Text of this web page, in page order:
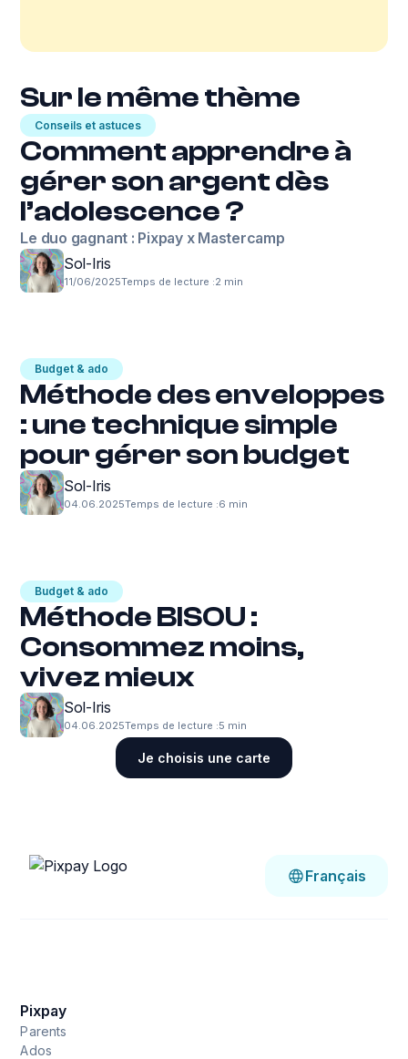
Sur le même thème
Conseils et astuces
Comment apprendre à
gérer son argent dès
l’adolescence ?
Le duo gagnant : Pixpay x Mastercamp
Sol-Iris
11/06/2025Temps de lecture :2 min
Budget & ado
Méthode des enveloppes
: une technique simple
pour gérer son budget
Sol-Iris
04.06.2025Temps de lecture :6 min
Budget & ado
Méthode BISOU :
Consommez moins,
vivez mieux
Sol-Iris
04.06.2025Temps de lecture :5 min
Je choisis une carte
Français
Pixpay
Parents
Ados